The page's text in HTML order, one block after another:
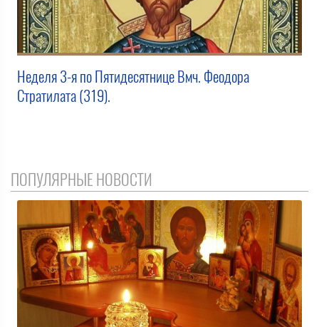
Неделя 3-я по Пятидесятнице Вмч. Феодора
Стратилата (319).
ПОПУЛЯРНЫЕ НОВОСТИ